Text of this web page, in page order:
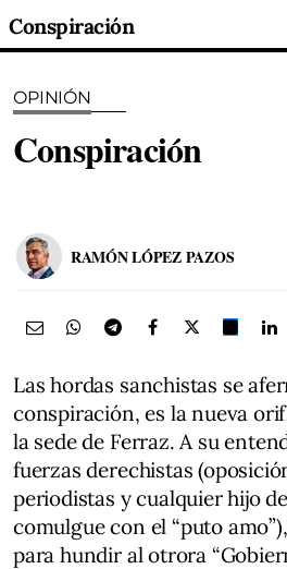
Conspiración
OPINIÓN
Conspiración
RAMÓN LÓPEZ PAZOS
Las hordas sanchistas se
conspiración, es la nueva
la sede de Ferraz. A su
fuerzas derechistas
periodistas y cualquier hijo
comulgue con el “puto
para hundir al otrora